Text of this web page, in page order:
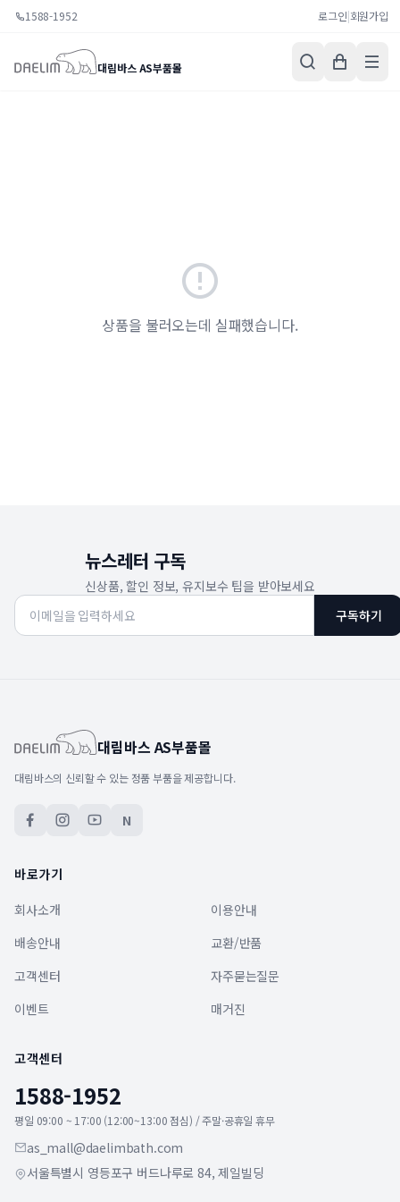
1588-1952 로그인|회원가입
대림바스 AS부품몰
상품을 불러오는데 실패했습니다.
뉴스레터 구독
신상품, 할인 정보, 유지보수 팁을 받아보세요
구독하기
대림바스 AS부품몰
대림바스의 신뢰할 수 있는 정품 부품을 제공합니다.
N
바로가기
회사소개
이용안내
배송안내
교환/반품
고객센터
자주묻는질문
이벤트
매거진
고객센터
1588-1952
평일 09:00 ~ 17:00 (12:00~13:00 점심) / 주말·공휴일 휴무
as_mall@daelimbath.com
서울특별시 영등포구 버드나루로 84, 제일빌딩